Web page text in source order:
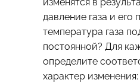
изменятся в
давление газа и его
температура газа
постоянной? Для
определите
характер изменения: